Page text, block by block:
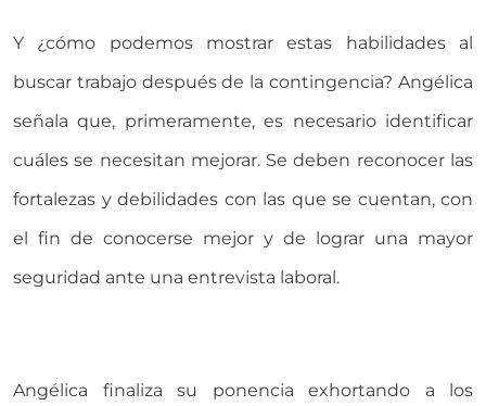
Y ¿cómo podemos mostrar estas habilidades al
buscar trabajo después de la contingencia? Angélica
señala que, primeramente, es necesario identificar
cuáles se necesitan mejorar. Se deben reconocer las
fortalezas y debilidades con las que se cuentan, con
el fin de conocerse mejor y de lograr una mayor
seguridad ante una entrevista laboral.
Angélica finaliza su ponencia exhortando a los